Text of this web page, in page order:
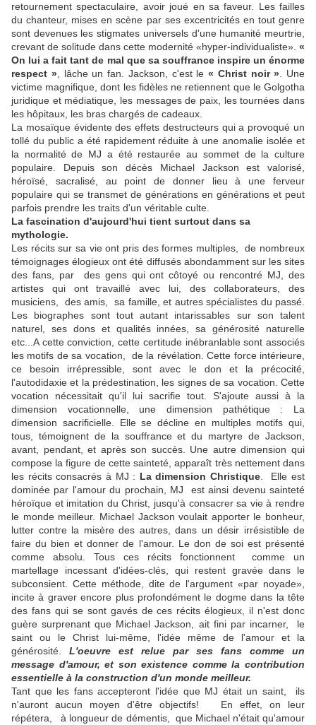
retournement spectaculaire, avoir joué en sa faveur. Les failles
du chanteur, mises en scène par ses excentricités en tout genre
sont devenues les stigmates universels d'une humanité meurtrie,
crevant de solitude dans cette modernité «hyper-individualiste». «
On lui a fait tant de mal que sa souffrance inspire un énorme
respect », lâche un fan. Jackson, c'est le « Christ noir » . Une
victime magnifique, dont les fidèles ne retiennent que le Golgotha
juridique et médiatique, les messages de paix, les tournées dans
les hôpitaux, les bras chargés de cadeaux.
La mosaïque évidente des effets destructeurs qui a provoqué un
tollé du public a été rapidement réduite à une anomalie isolée et
la normalité de MJ a été restaurée au sommet de la culture
populaire. Depuis son décès Michael Jackson est valorisé,
héroïsé, sacralisé, au point de donner lieu à une ferveur
populaire qui se transmet de générations en générations et peut
parfois prendre les traits d'un véritable culte.
La fascination d'aujourd'hui tient surtout dans sa
mythologie.
Les récits sur sa vie ont pris des formes multiples, de nombreux
témoignages élogieux ont été diffusés abondamment sur les sites
des fans, par des gens qui ont côtoyé ou rencontré MJ, des
artistes qui ont travaillé avec lui, des collaborateurs, des
musiciens, des amis, sa famille,et autres spécialistes du passé.
Les biographes sont tout autant intarissables sur son talent
naturel, ses dons et qualités innées, sa générosité naturelle
etc...A cette conviction, cette certitude inébranlable sont associés
les motifs de sa vocation, de la révélation. Cette force intérieure,
ce besoin irrépressible, sont avec le don et la précocité,
l'autodidaxie et la prédestination, les signes de sa vocation. Cette
vocation nécessitait qu'il lui sacrifie tout. S'ajoute aussi à la
dimension vocationnelle, une dimension pathétique : La
dimension sacrificielle. Elle se décline en multiples motifs qui,
tous, témoignent de la souffrance et du martyre de Jackson,
avant, pendant, et après son succès. Une autre dimension qui
compose la figure de cette sainteté, apparaît très nettement dans
les récits consacrés à MJ : La dimension Christique . Elle est
dominée par l'amour du prochain, MJ est ainsi devenu sainteté
héroïque et imitation du Christ, jusqu'à consacrer sa vie à rendre
le monde meilleur. Michael Jackson voulait apporter le bonheur,
lutter contre la misère des autres, dans un désir irrésistible de
faire du bien et donner de l'amour. Le don de soi est présenté
comme absolu. Tous ces récits fonctionnent comme un
martellage incessant d'idées-clés, qui restent gravée dans le
subconsient. Cette méthode, dite de l'argument «par noyade»,
incite à graver encore plus profondément le dogme dans la tête
des fans quise sont gavés de ces récits élogieux, il n'est donc
guère surprenant que Michael Jackson, ait fini par incarner, le
saint ou le Christ lui-même, l'idée même de l'amour et la
générosité. L'oeuvre est relue par ses fans comme un
message d'amour, et son existence comme la contribution
essentielle à la construction d'un monde meilleur.
Tant que les fans accepteront l'idée que MJ était un saint, ils
n'auront aucun moyen d'être objectifs! En effet, on leur
répétera, à longueur de démentis, que Michael n'était qu'amour